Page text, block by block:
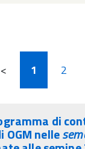
< 1 2
di
OGM nelle